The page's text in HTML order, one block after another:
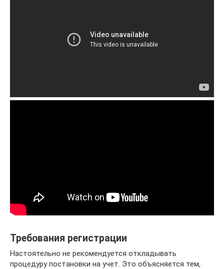
Требования регистрации
Настоятельно не рекомендуется откладывать
процедуру постановки на учет. Это объясняется тем,